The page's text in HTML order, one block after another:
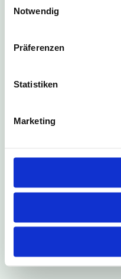
Notwendig
Präferenzen
Statistiken
Marketing